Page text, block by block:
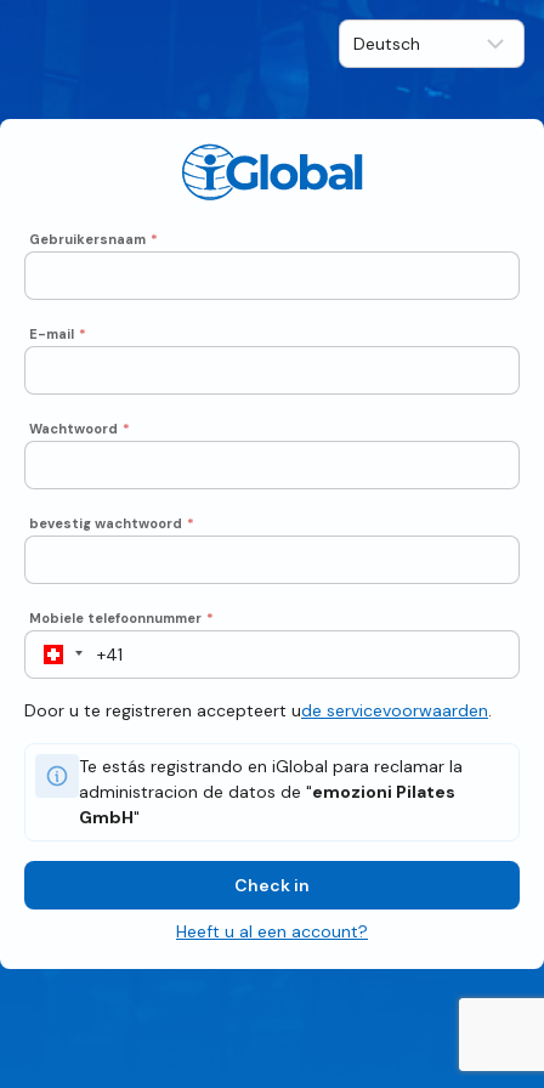
Gebruikersnaam *
E-mail *
Wachtwoord *
bevestig wachtwoord *
Mobiele telefoonnummer *
Door u te registreren accepteert ude servicevoorwaarden.
Te estás registrando en iGlobal para reclamar la
administracion de datos de "emozioni Pilates
GmbH"
Check in
Heeft u al een account?